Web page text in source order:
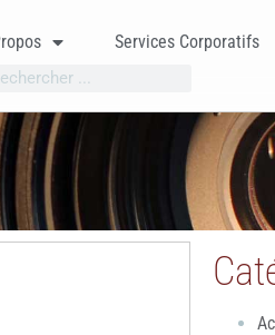
Services Corporatifs